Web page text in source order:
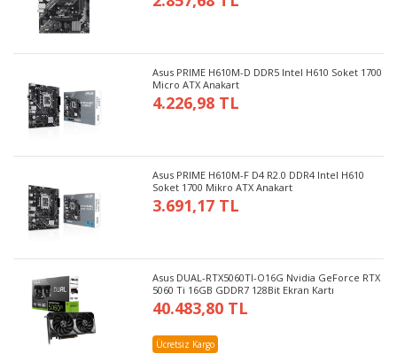
Asus PRIME H610M-D DDR5 Intel H610 Soket 1700
Micro ATX Anakart
4.226,98 TL
Asus PRIME H610M-F D4 R2.0 DDR4 Intel H610
Soket 1700 Mikro ATX Anakart
3.691,17 TL
Asus DUAL-RTX5060TI-O16G Nvidia GeForce RTX
5060 Ti 16GB GDDR7 128Bit Ekran Kartı
40.483,80 TL
Ücretsiz Kargo